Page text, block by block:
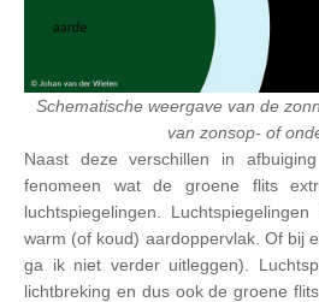
Schematische weergave van de
van zonsop- of
Naast deze verschillen in
fenomeen wat de groene flits
luchtspiegelingen.
warm (of koud) aardoppervlak. Of bij
ga ik niet verder uitleggen).
lichtbreking en dus ook de groene